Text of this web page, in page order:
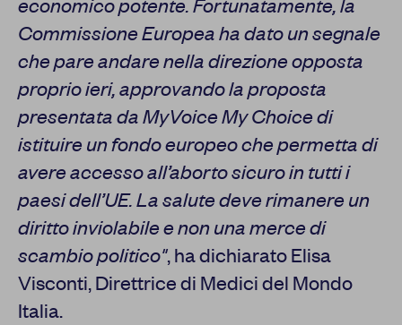
Commissione Europea ha dato un segnale
che pare andare nella direzione opposta
proprio ieri, approvando la proposta
presentata da MyVoice My Choice di
istituire un fondo europeo che permetta di
avere accesso all’aborto sicuro in tutti i
paesi dell’UE. La salute deve rimanere un
diritto inviolabile e non una merce di
scambio politico", ha dichiarato Elisa
Visconti, Direttrice di Medici del Mondo
Italia.